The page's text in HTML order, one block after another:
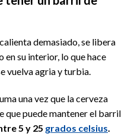
demasiado, se libera
su interior, lo que hace
vuelva agria y turbia.
una vez que la cerveza
que puede mantener el barril
5 y 25 grados celsius.